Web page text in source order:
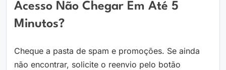
Acesso Não Chegar Em Até 5
Minutos?
Cheque a pasta de spam e promoções. Se ainda
não encontrar, solicite o reenvio pelo botão